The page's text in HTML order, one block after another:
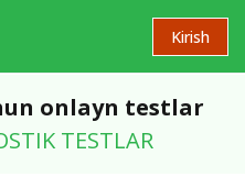
Kirish
onlayn testlar
TESTLAR